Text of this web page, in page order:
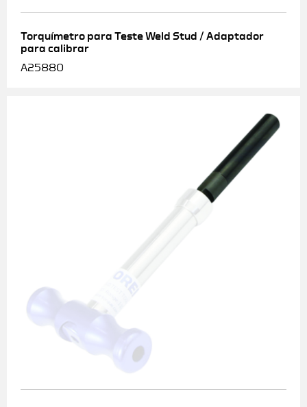
Torquímetro para Teste Weld Stud / Adaptador
para calibrar
A25880